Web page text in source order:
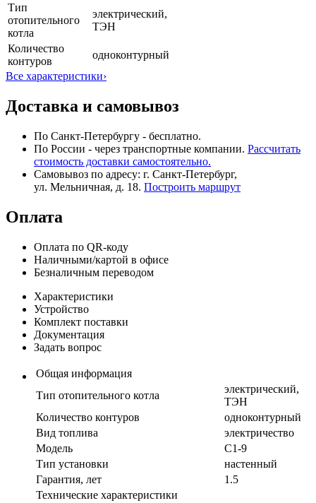
Тип
отопительного
котла
электрический,
ТЭН
Количество
контуров
одноконтурный
Все характеристики›
Доставка и самовывоз
По Санкт-Петербургу - бесплатно.
По России - через транспортные компании. Рассчитать
стоимость доставки самостоятельно.
Самовывоз по адресу: г. Санкт-Петербург,
ул. Мельничная, д. 18. Построить маршрут
Оплата
Оплата по QR-коду
Наличными/картой в офисе
Безналичным переводом
Характеристики
Устройство
Комплект поставки
Документация
Задать вопрос
Общая информация
Тип отопительного котла
электрический,
ТЭН
Количество контуров
одноконтурный
Вид топлива
электричество
Модель
С1-9
Тип установки
настенный
Гарантия, лет
1.5
Технические характеристики